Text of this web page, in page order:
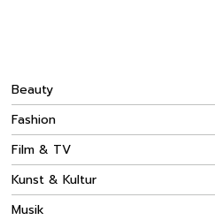
Beauty
Fashion
Film & TV
Kunst & Kultur
Musik